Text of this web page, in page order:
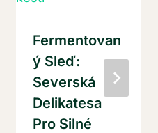
Fermentovan
Ý Sleď:
Severská
Delikatesa
Pro Silné